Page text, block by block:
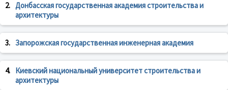
2. Донбасская государственная академия строительства и
архитектуры
3. Запорожская государственная инженерная академия
4.
Киевский национальный университет строительства и
архитектуры